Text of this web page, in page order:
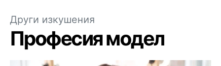
Други изкушения
Професия модел